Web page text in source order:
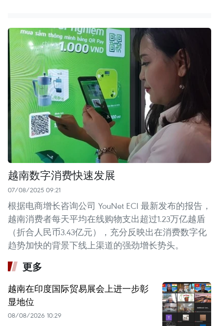
越南数字消费快速发展
07/08/2025 09:21
根据电商增长咨询公司 YouNet ECI 最新发布的报告，
越南消费者每天平均在线购物支出超过1.23万亿越盾
（折合人民币3.43亿元），充分反映出在消费数字化
趋势加快的背景下线上渠道的强劲增长势头。
更多
越南在印度国际贸易展会上进一步彰
显地位
08/08/2026 10:29